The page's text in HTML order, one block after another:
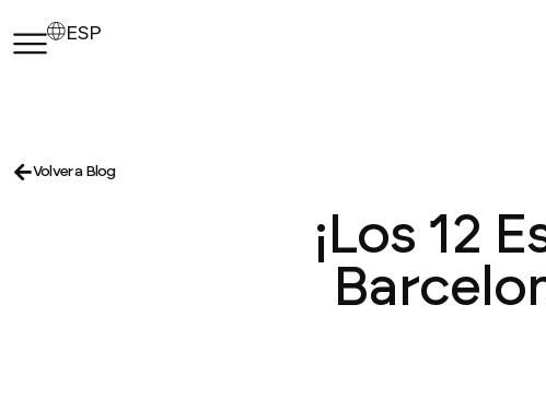
ESP
Volver a Blog
¡Los 12